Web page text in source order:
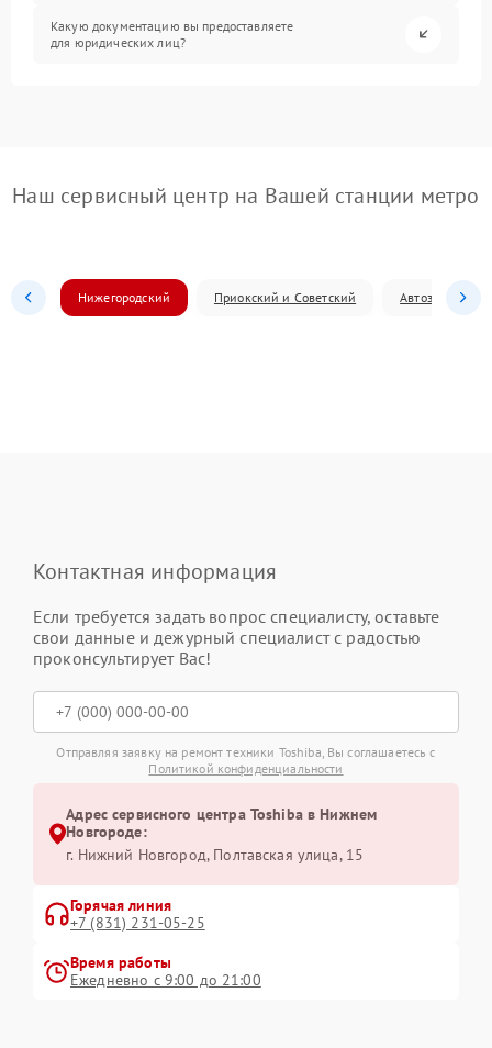
Какую документацию вы предоставляете
для юридических лиц?
Наш сервисный центр на Вашей станции метро
Нижегородский Приокский и Советский Автозаводский
Контактная информация
Если требуется задать вопрос специалисту, оставьте
свои данные и дежурный специалист с радостью
проконсультирует Вас!
Отправляя заявку на ремонт техники Toshiba, Вы соглашаетесь с
Политикой конфиденциальности
Адрес сервисного центра Toshiba в Нижнем
Новгороде:
г. Нижний Новгород, Полтавская улица, 15
Горячая линия
+7 (831) 231-05-25
Время работы
Ежедневно с 9:00 до 21:00